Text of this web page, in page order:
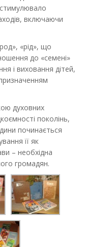
включаючи
«рід», що
до «семені»
і виховання дітей,
духовних
поколінь,
починається
її як
– необхідна
громадян.